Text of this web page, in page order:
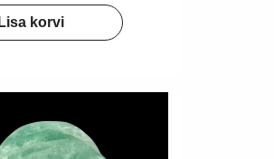
Lisa korvi